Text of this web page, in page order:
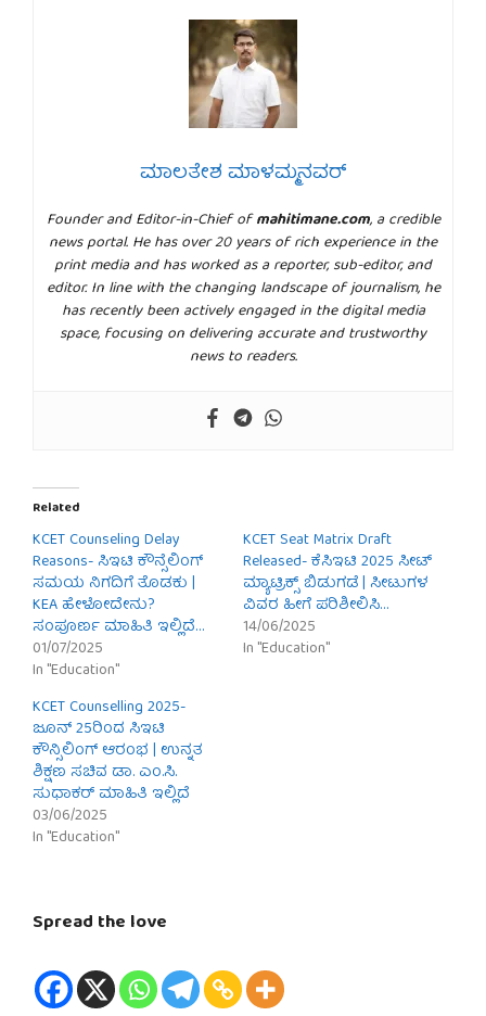
ಮಾಲತೇಶ ಮಾಳಮ್ಮನವರ್
Founder and Editor-in-Chief ofmahitimane.com, a credible
news portal. He has over 20 years of rich experience in the
print media and has worked as a reporter, sub-editor, and
editor. In line with the changing landscape of journalism, he
has recently been actively engaged in the digital media
space, focusing on delivering accurate and trustworthy
news to readers.
Related
KCET Counseling Delay
Reasons- ಸಿಇಟಿ ಕೌನ್ಸೆಲಿಂಗ್
ಸಮಯ ನಿಗದಿಗೆ ತೊಡಕು |
KEA ಹೇಳೋದೇನು?
ಸಂಪೂರ್ಣ ಮಾಹಿತಿ ಇಲ್ಲಿದೆ…
01/07/2025
In "Education"
KCET Seat Matrix Draft
Released- ಕೆಸಿಇಟಿ 2025 ಸೀಟ್
ಮ್ಯಾಟ್ರಿಕ್ಸ್ ಬಿಡುಗಡೆ | ಸೀಟುಗಳ
ವಿವರ ಹೀಗೆ ಪರಿಶೀಲಿಸಿ…
14/06/2025
In "Education"
KCET Counselling 2025-
ಜೂನ್ 25ರಿಂದ ಸಿಇಟಿ
ಕೌನ್ಸಿಲಿಂಗ್ ಆರಂಭ | ಉನ್ನತ
ಶಿಕ್ಷಣ ಸಚಿವ ಡಾ. ಎಂ.ಸಿ.
ಸುಧಾಕರ್ ಮಾಹಿತಿ ಇಲ್ಲಿದೆ
03/06/2025
In "Education"
Spread the love